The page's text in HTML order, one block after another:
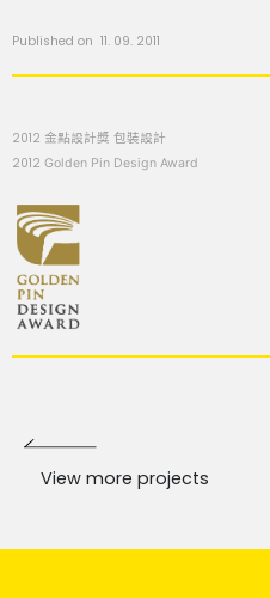
Published on 11. 09. 2011
2012 金點設計獎 包裝設計
2012 Golden Pin Design Award
View more projects